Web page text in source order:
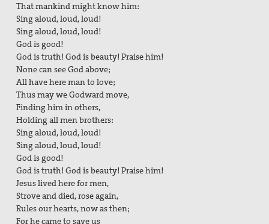
That mankind might know him:
Sing aloud, loud, loud!
Sing aloud, loud, loud!
God is good!
God is truth! God is beauty! Praise him!
None can see God above;
All have here man to love;
Thus may we Godward move,
Finding him in others,
Holding all men brothers:
Sing aloud, loud, loud!
Sing aloud, loud, loud!
God is good!
God is truth! God is beauty! Praise him!
Jesus lived here for men,
Strove and died, rose again,
Rules our hearts, now as then;
For he came to save us